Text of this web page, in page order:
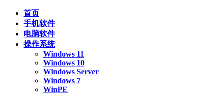
首页
手机软件
电脑软件
操作系统
Windows 11
Windows 10
Windows Server
Windows 7
WinPE